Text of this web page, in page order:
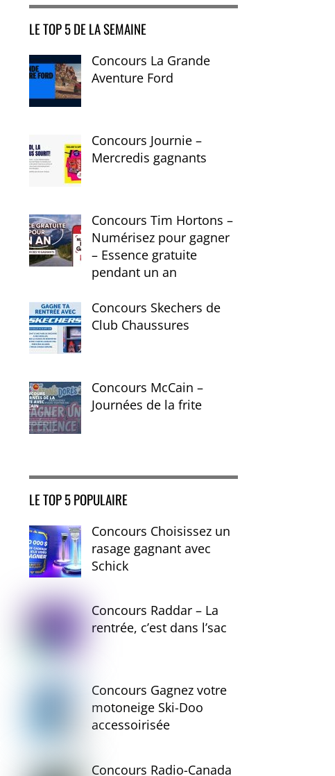
LE TOP 5 DE LA SEMAINE
Concours La Grande
Aventure Ford
Concours Journie –
Mercredis gagnants
Concours Tim Hortons –
Numérisez pour gagner
– Essence gratuite
pendant un an
Concours Skechers de
Club Chaussures
Concours McCain –
Journées de la frite
LE TOP 5 POPULAIRE
Concours Choisissez un
rasage gagnant avec
Schick
Concours Raddar – La
rentrée, c’est dans l’sac
Concours Gagnez votre
motoneige Ski-Doo
accessoirisée
Concours Radio-Canada